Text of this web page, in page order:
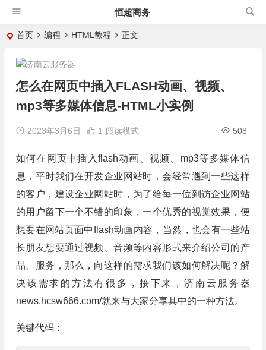
恒超商务
首页 编程 HTML教程 正文
怎么在网页中插入FLASH动画、视频、
mp3等多媒体信息-HTML小实例
2023年3月6日 508
1 阅读模式
如何在网页中插入flash动画、视频、mp3等多媒体信
息，平时我们在开发企业网站时，会经常遇到一些这样
的客户，建设企业网站时，为了给每一位到访企业网站
的用户留下一个不错的印象，一个优秀的视觉效果，便
想要在网站页面中flash动画内容，当然，也会有一些站
长朋友想要通过视频、音频等内容形式来介绍公司的产
品、服务，那么，向这样的需求我们该如何解决呢？解
决该需求的方法有很多，接下来，济南云服务器
news.hcsw666.com/就来与大家分享其中的一种方法。
关键代码：